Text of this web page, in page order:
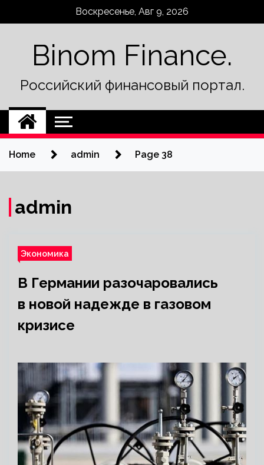
Воскресенье, Авг 9, 2026
Binom Finance.
Российский финансовый портал.
Home admin Page 38
admin
Экономика
В Германии разочаровались
в новой надежде в газовом
кризисе